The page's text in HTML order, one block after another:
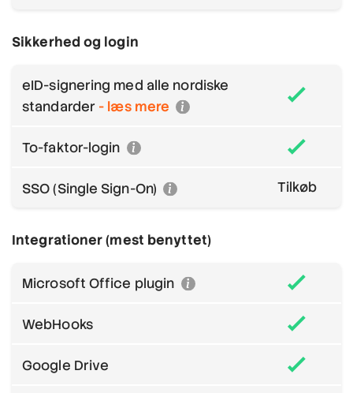
Sikkerhed og login
eID-signering med alle nordiske
standarder - læs mere
To-faktor-login
SSO (Single Sign-On) Tilkøb
Integrationer (mest benyttet)
Microsoft Office plugin
WebHooks
Google Drive